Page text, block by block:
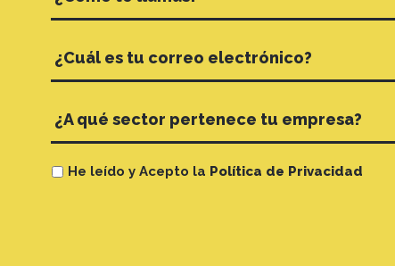
He leído y Acepto la Política de Privacidad